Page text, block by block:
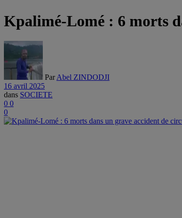
Kpalimé-Lomé : 6 morts
Par Abel ZINDODJI
16 avril 2025
dans SOCIETE
0 0
0